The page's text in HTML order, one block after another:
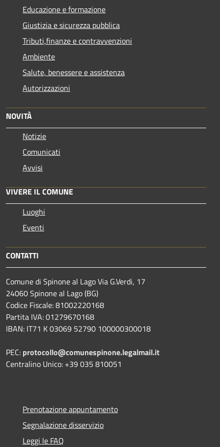
Educazione e formazione
Giustizia e sicurezza pubblica
Tributi,finanze e contravvenzioni
Ambiente
Salute, benessere e assistenza
Autorizzazioni
NOVITÀ
Notizie
Comunicati
Avvisi
VIVERE IL COMUNE
Luoghi
Eventi
CONTATTI
Comune di Spinone al Lago Via G.Verdi, 17
24060 Spinone al Lago (BG)
Codice Fiscale: 81002220168
Partita IVA: 01279670168
IBAN: IT71 K 03069 52790 100000300018
PEC: protocollo@comunespinone.legalmail.it
Centralino Unico: +39 035 810051
Prenotazione appuntamento
Segnalazione disservizio
Leggi le FAQ